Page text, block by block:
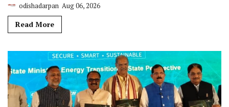
odishadarpan Aug 06, 2026
Read More